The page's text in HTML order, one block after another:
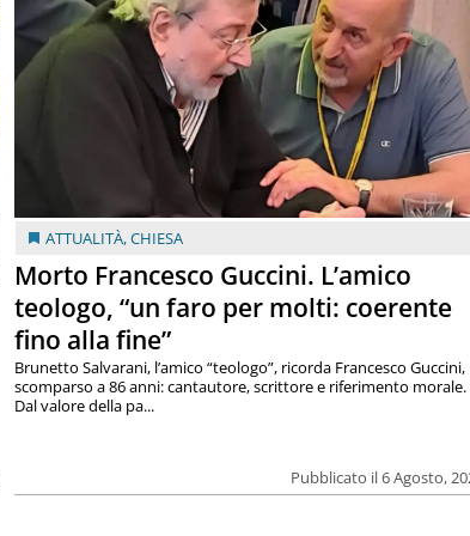
ATTUALITÀ,CHIESA
Morto Francesco Guccini. L’amico
teologo, “un faro per molti: coerente
fino alla fine”
Pubblicato il 6 Agosto,
Brunetto Salvarani, l’amico “teologo”, ricorda Francesco Guccini,
scomparso a 86 anni: cantautore, scrittore e riferimento morale.
Dal valore della pa...